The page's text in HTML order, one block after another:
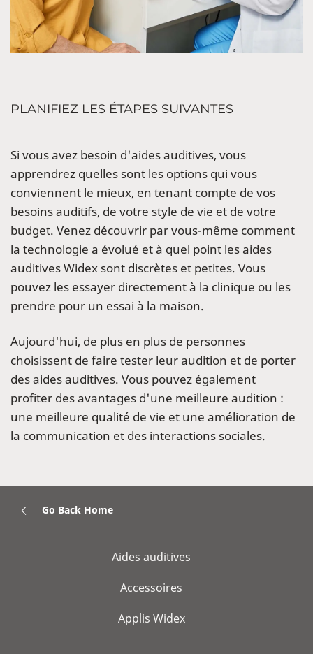
PLANIFIEZ LES ÉTAPES SUIVANTES
Si vous avez besoin d'aides auditives, vous
apprendrez quelles sont les options qui vous
conviennent le mieux, en tenant compte de vos
besoins auditifs, de votre style de vie et de votre
budget. Venez découvrir par vous-même comment
la technologie a évolué et à quel point les aides
auditives Widex sont discrètes et petites. Vous
pouvez les essayer directement à la clinique ou les
prendre pour un essai à la maison.
Aujourd'hui, de plus en plus de personnes
choisissent de faire tester leur audition et de porter
des aides auditives. Vous pouvez également
profiter des avantages d'une meilleure audition :
une meilleure qualité de vie et une amélioration de
la communication et des interactions sociales.
Go Back Home
Aides auditives
Accessoires
Applis Widex